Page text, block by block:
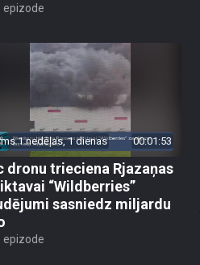
epizode
1 nedēļas, 1 dienas 00:01:53
dronu trieciena Rjazaņas
“Wildberries”
sasniedz miljardu
epizode